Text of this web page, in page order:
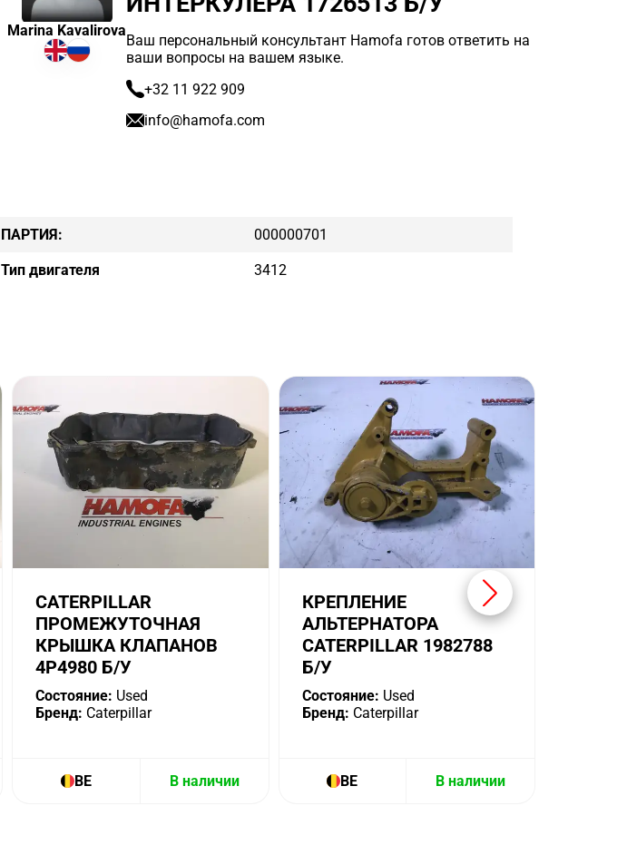
Ваш персональный консультант Hamofa готов ответить на
ваши вопросы на вашем языке.
+32 11 922 909
info@hamofa.com
Marina Kavalirova
ПАРТИЯ: 000000701
Тип двигателя 3412
CATERPILLAR
ПРОМЕЖУТОЧНАЯ
КРЫШКА КЛАПАНОВ
4P4980 Б/У
Состояние: Used
Бренд: Caterpillar
BE В наличии
КРЕПЛЕНИЕ
АЛЬТЕРНАТОРА
CATERPILLAR 1982788
Б/У
Состояние: Used
Бренд: Caterpillar
BE В наличии